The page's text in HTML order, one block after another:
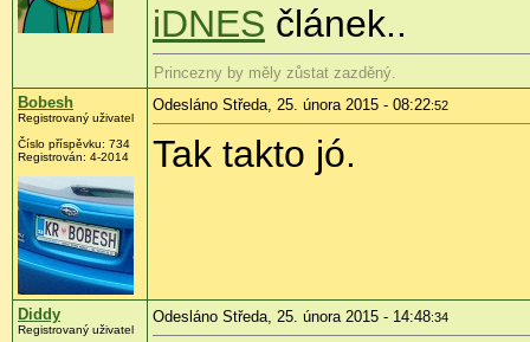
iDNES článek..
Princezny by měly zůstat zazděný.
Bobesh
Registrovaný uživatel
Číslo příspěvku: 734
Registrován: 4-2014
Odesláno Středa, 25. února 2015 - 08:22:52
Tak takto jó.
Diddy
Registrovaný uživatel
Odesláno Středa, 25. února 2015 - 14:48:34